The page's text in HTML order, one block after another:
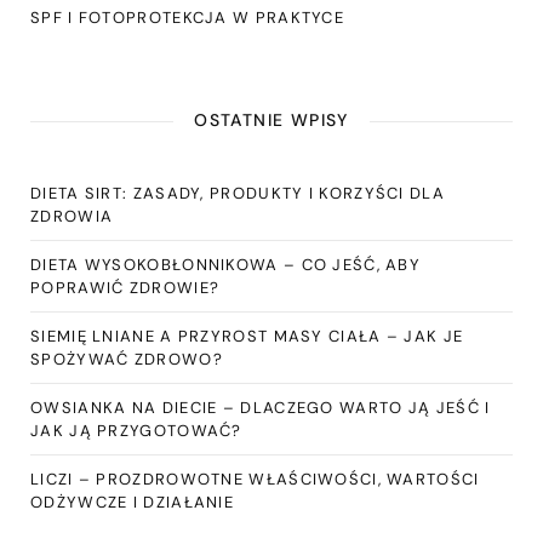
SPF I FOTOPROTEKCJA W PRAKTYCE
OSTATNIE WPISY
DIETA SIRT: ZASADY, PRODUKTY I KORZYŚCI DLA
ZDROWIA
DIETA WYSOKOBŁONNIKOWA – CO JEŚĆ, ABY
POPRAWIĆ ZDROWIE?
SIEMIĘ LNIANE A PRZYROST MASY CIAŁA – JAK JE
SPOŻYWAĆ ZDROWO?
OWSIANKA NA DIECIE – DLACZEGO WARTO JĄ JEŚĆ I
JAK JĄ PRZYGOTOWAĆ?
LICZI – PROZDROWOTNE WŁAŚCIWOŚCI, WARTOŚCI
ODŻYWCZE I DZIAŁANIE